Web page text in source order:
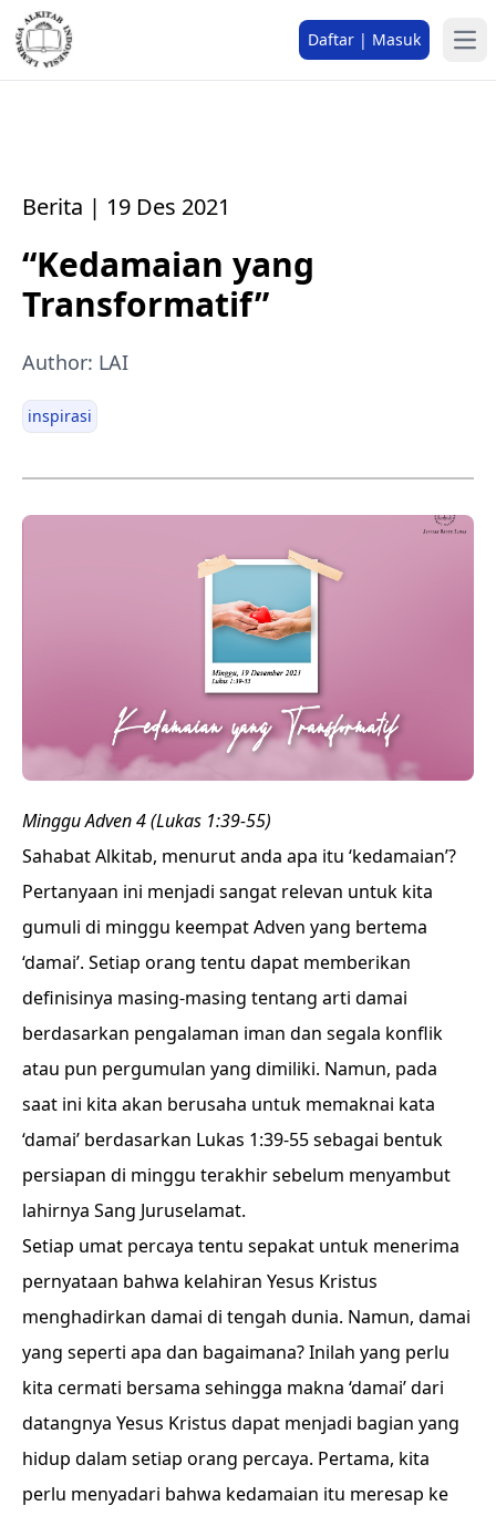
Daftar | Masuk
Berita | 19 Des 2021
“Kedamaian yang
Transformatif”
Author: LAI
inspirasi
Minggu Adven 4 (Lukas 1:39-55)
Sahabat Alkitab, menurut anda apa itu ‘kedamaian’?
Pertanyaan ini menjadi sangat relevan untuk kita
gumuli di minggu keempat Adven yang bertema
‘damai’. Setiap orang tentu dapat memberikan
definisinya masing-masing tentang arti damai
berdasarkan pengalaman iman dan segala konflik
atau pun pergumulan yang dimiliki. Namun, pada
saat ini kita akan berusaha untuk memaknai kata
‘damai’ berdasarkan Lukas 1:39-55 sebagai bentuk
persiapan di minggu terakhir sebelum menyambut
lahirnya Sang Juruselamat.
Setiap umat percaya tentu sepakat untuk menerima
pernyataan bahwa kelahiran Yesus Kristus
menghadirkan damai di tengah dunia. Namun, damai
yang seperti apa dan bagaimana? Inilah yang perlu
kita cermati bersama sehingga makna ‘damai’ dari
datangnya Yesus Kristus dapat menjadi bagian yang
hidup dalam setiap orang percaya. Pertama, kita
perlu menyadari bahwa kedamaian itu meresap ke